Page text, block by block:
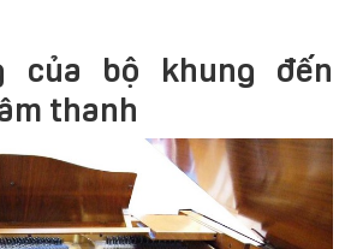
của bộ khung đến
thanh